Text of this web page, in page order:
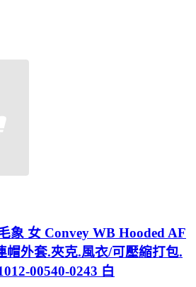
象 女 Convey WB Hooded AF
帽外套.夾克.風衣/可壓縮打包.
00540-0243 白